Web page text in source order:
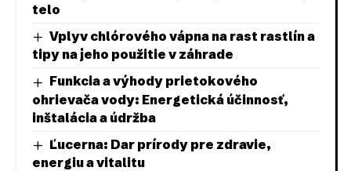
telo
Vplyv chlórového vápna na rast rastlín a
tipy na jeho použitie v záhrade
Funkcia a výhody prietokového
ohrievača vody: Energetická účinnosť,
inštalácia a údržba
Ľucerna: Dar prírody pre zdravie,
energiu a vitalitu